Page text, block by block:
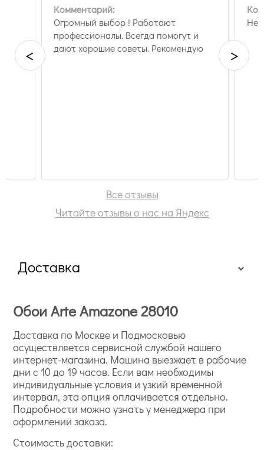
Комментарий:
Огромный выбор ! Работают
профессионалы. Всегда помогут и
дают хорошие советы. Рекомендую
Нет
< >
Все отзывы
Читайте отзывы о нас на Яндекс
Доставка
Обои Arte Amazone 28010
Доставка по Москве и Подмосковью
осуществляется сервисной службой нашего
интернет-магазина. Машина выезжает в рабочие
дни с 10 до 19 часов. Если вам необходимы
индивидуальные условия и узкий временной
интервал, эта опция оплачивается отдельно.
Подробности можно узнать у менеджера при
оформлении заказа.
Стоимость доставки: